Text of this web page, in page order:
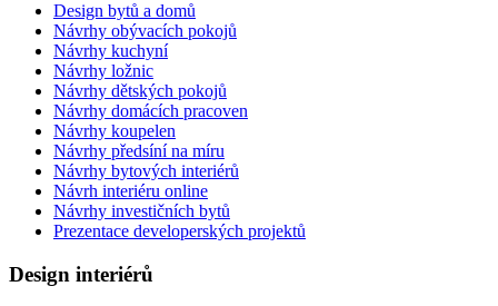
Design bytů a domů
Návrhy obývacích pokojů
Návrhy kuchyní
Návrhy ložnic
Návrhy dětských pokojů
Návrhy domácích pracoven
Návrhy koupelen
Návrhy předsíní na míru
Návrhy bytových interiérů
Návrh interiéru online
Návrhy investičních bytů
Prezentace developerských projektů
Design interiérů